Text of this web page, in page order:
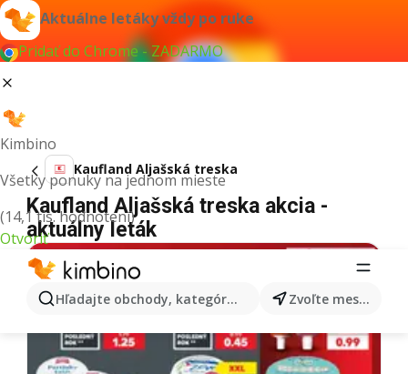
Aktuálne letáky vždy po ruke
Pridať do Chrome - ZADARMO
Kimbino
Všetky ponuky na jednom mieste
(14,1 tis. hodnotení)
Otvoriť
Hľadajte obchody, kategórie, produkty... Zvoľte mesto
Kaufland Aljašská treska
Kaufland Aljašská treska akcia -
aktuálny leták